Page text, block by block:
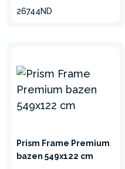
26744ND
Prism Frame Premium
bazen 549x122 cm